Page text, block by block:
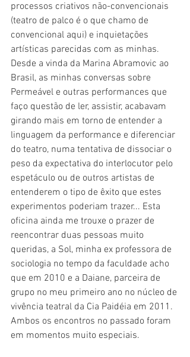
processos criativos não-convencionais
(teatro de palco é o que chamo de
convencional aqui) e inquietações
artísticas parecidas com as minhas.
Desde a vinda da Marina Abramovic ao
Brasil, as minhas conversas sobre
Permeável e outras performances que
faço questão de ler, assistir, acabavam
girando mais em torno de entender a
linguagem da performance e diferenciar
do teatro, numa tentativa de dissociar o
peso da expectativa do interlocutor pelo
espetáculo ou de outros artistas de
entenderem o tipo de êxito que estes
experimentos poderiam trazer... Esta
oficina ainda me trouxe o prazer de
reencontrar duas pessoas muito
queridas, a Sol, minha ex professora de
sociologia no tempo da faculdade acho
que em 2010 e a Daiane, parceira de
grupo no meu primeiro ano no núcleo de
vivência teatral da Cia Paidéia em 2011.
Ambos os encontros no passado foram
em momentos muito especiais.